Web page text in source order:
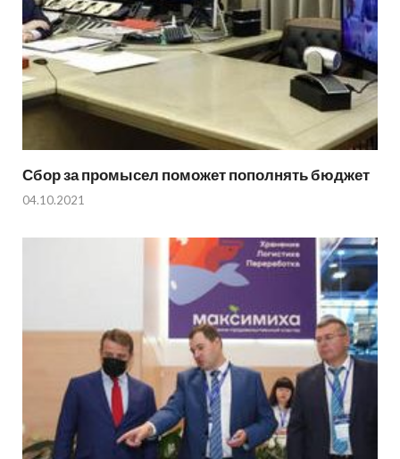
Сбор за промысел поможет пополнять бюджет
04.10.2021